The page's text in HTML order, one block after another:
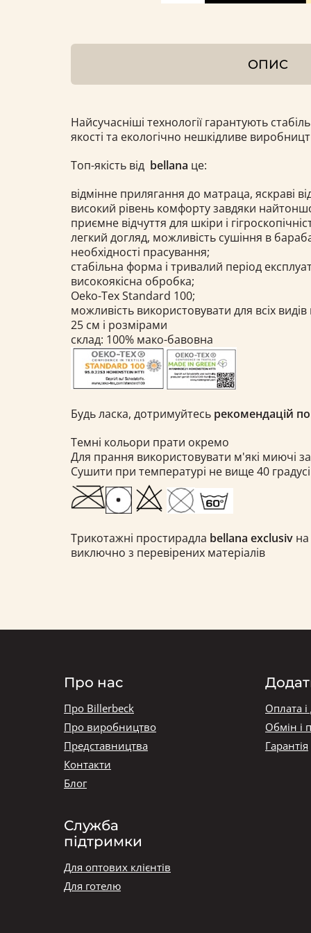
ОПИС
Найсучасніші технології гарантують
якості та екологічно нешкідливе
Топ-якість від bellana це:
відмінне прилягання до матраца, яскраві
високий рівень комфорту завдяки
приємне відчуття для шкіри і
легкий догляд, можливість сушіння в
необхідності прасування;
стабільна форма і тривалий період
високоякісна обробка;
Oeko-Tex Standard 100;
можливість використовувати для всіх
25 см і розмірами
склад: 100% мако-бавовна
Будь ласка, дотримуйтесь рекомендацій
Темні кольори прати окремо
Для прання використовувати м'які миючі
Сушити при температурі не вище 40
Трикотажні простирадла bellana exclusiv
виключно з перевірених матеріалів
Про нас
Про Billerbeck
Про виробництво
Представництва
Контакти
Блог
Служба
підтримки
Для оптових клієнтів
Для готелю
Оплата і
Обмін і
Гарантія